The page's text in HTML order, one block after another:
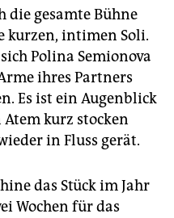
die gesamte Bühne
kurzen, intimen Soli.
Polina Semionova
ihres Partners
Es ist ein Augenblick
kurz stocken
in Fluss gerät.
das Stück im Jahr
Wochen für das